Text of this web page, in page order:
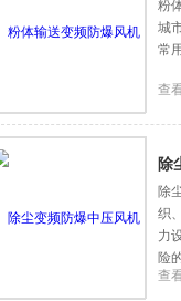
粉
城
常
查
除
除
织
力
险
查